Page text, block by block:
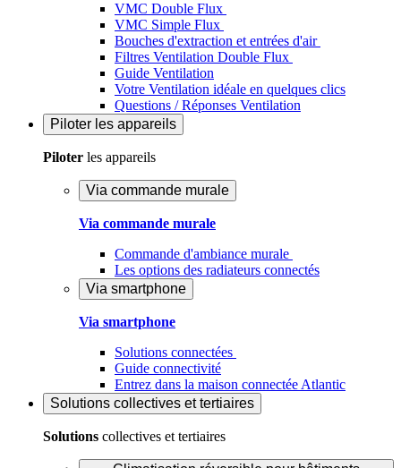
VMC Double Flux
VMC Simple Flux
Bouches d'extraction et entrées d'air
Filtres Ventilation Double Flux
Guide Ventilation
Votre Ventilation idéale en quelques clics
Questions / Réponses Ventilation
Piloter les appareils
Piloter les appareils
Via commande murale
Via commande murale
Commande d'ambiance murale
Les options des radiateurs connectés
Via smartphone
Via smartphone
Solutions connectées
Guide connectivité
Entrez dans la maison connectée Atlantic
Solutions collectives et tertiaires
Solutions collectives et tertiaires